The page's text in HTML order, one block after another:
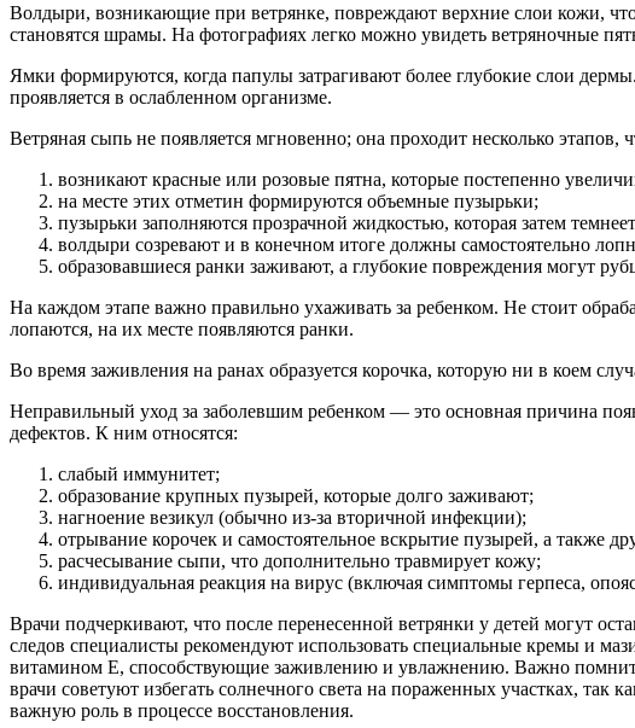
Волдыри, возникающие при ветрянке, повреждают верхние слои кожи,
становятся шрамы. На фотографиях легко можно увидеть ветряночные
Ямки формируются, когда папулы затрагивают более глубокие слои
проявляется в ослабленном организме.
Ветряная сыпь не появляется мгновенно; она проходит несколько этапов,
возникают красные или розовые пятна, которые постепенно
на месте этих отметин формируются объемные пузырьки;
пузырьки заполняются прозрачной жидкостью, которая затем
волдыри созревают и в конечном итоге должны самостоятельно
образовавшиеся ранки заживают, а глубокие повреждения могут
На каждом этапе важно правильно ухаживать за ребенком. Не стоит
лопаются, на их месте появляются ранки.
Во время заживления на ранах образуется корочка, которую ни в коем
Неправильный уход за заболевшим ребенком — это основная причина
дефектов. К ним относятся:
слабый иммунитет;
образование крупных пузырей, которые долго заживают;
нагноение везикул (обычно из-за вторичной инфекции);
отрывание корочек и самостоятельное вскрытие пузырей, а также
расчесывание сыпи, что дополнительно травмирует кожу;
индивидуальная реакция на вирус (включая симптомы герпеса,
Врачи подчеркивают, что после перенесенной ветрянки у детей могут
следов специалисты рекомендуют использовать специальные кремы и
витамином Е, способствующие заживлению и увлажнению. Важно
врачи советуют избегать солнечного света на пораженных участках,
важную роль в процессе восстановления.